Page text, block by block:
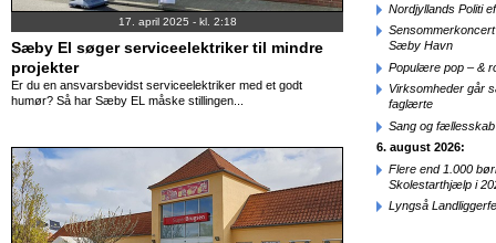
17. april 2025 - kl. 2:18
Sæby El søger serviceelektriker til mindre
projekter
Er du en ansvarsbevidst serviceelektriker med et godt
humør? Så har Sæby EL måske stillingen...
Nordjyllands Politi
Sæby Havn
Populære pop – &
Virksomheder går
faglærte
Sang og
6. august 2026:
Flere end 1.000
Skolestarthjælp i
Lyngså